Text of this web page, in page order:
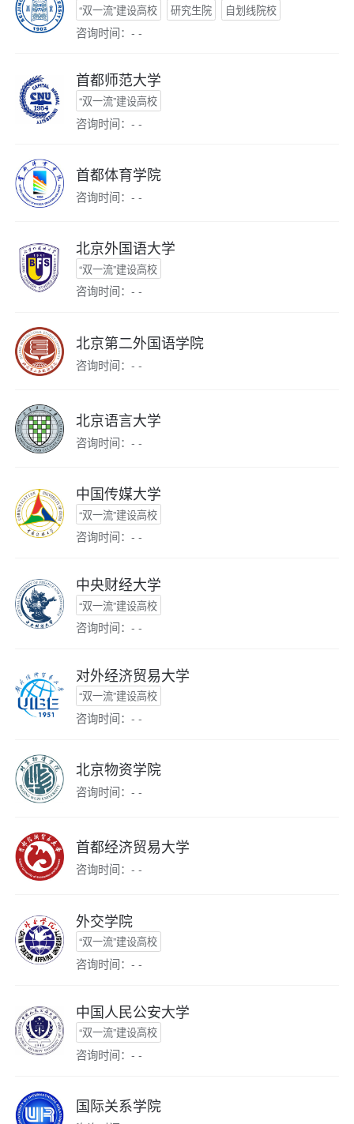
“双一流”建设高校 研究生院 自划线院校
咨询时间：- -
首都师范大学
“双一流”建设高校
咨询时间：- -
首都体育学院
咨询时间：- -
北京外国语大学
“双一流”建设高校
咨询时间：- -
北京第二外国语学院
咨询时间：- -
北京语言大学
咨询时间：- -
中国传媒大学
“双一流”建设高校
咨询时间：- -
中央财经大学
“双一流”建设高校
咨询时间：- -
对外经济贸易大学
“双一流”建设高校
咨询时间：- -
北京物资学院
咨询时间：- -
首都经济贸易大学
咨询时间：- -
外交学院
“双一流”建设高校
咨询时间：- -
中国人民公安大学
“双一流”建设高校
咨询时间：- -
国际关系学院